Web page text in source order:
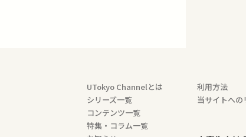
UTokyo Channelとは
シリーズ一覧
コンテンツ一覧
特集・コラム一覧
利用方法
当サイトへの